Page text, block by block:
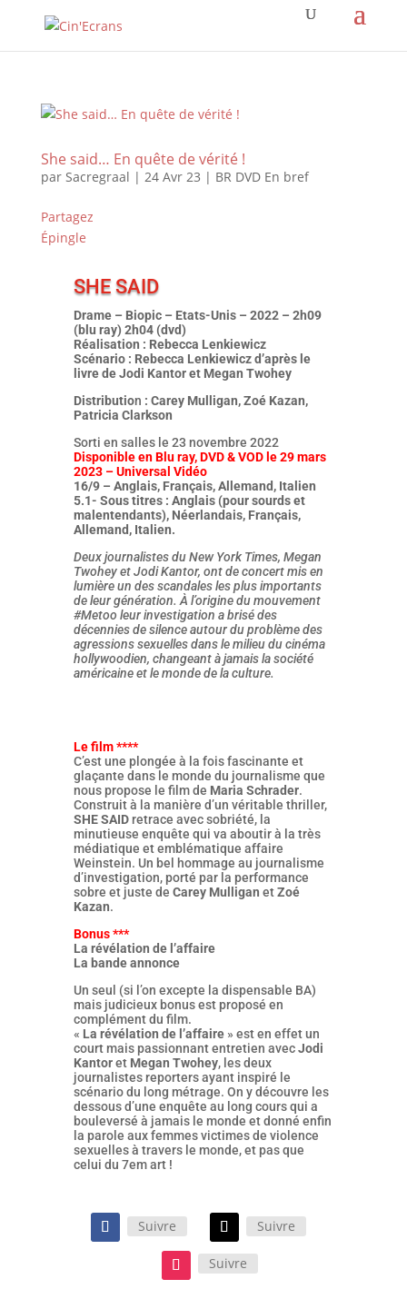
She said… En quête de vérité !
par Sacregraal | 24 Avr 23 | BR DVD En bref
Partagez
Épingle
SHE SAID
Drame – Biopic – Etats-Unis – 2022 – 2h09
(blu ray) 2h04 (dvd)
Réalisation : Rebecca Lenkiewicz
Scénario : Rebecca Lenkiewicz d’après le
livre de Jodi Kantor et Megan Twohey
Distribution : Carey Mulligan, Zoé Kazan,
Patricia Clarkson
Sorti en salles le 23 novembre 2022
Disponible en Blu ray, DVD & VOD le 29 mars
2023 – Universal Vidéo
16/9 – Anglais, Français, Allemand, Italien
5.1- Sous titres : Anglais (pour sourds et
malentendants), Néerlandais, Français,
Allemand, Italien.
Deux journalistes du New York Times, Megan
Twohey et Jodi Kantor, ont de concert mis en
lumière un des scandales les plus importants
de leur génération. À l’origine du mouvement
#Metoo leur investigation a brisé des
décennies de silence autour du problème des
agressions sexuelles dans le milieu du cinéma
hollywoodien, changeant à jamais la société
américaine et le monde de la culture.
Le film ****
C’est une plongée à la fois fascinante et
glaçante dans le monde du journalisme que
nous propose le film de Maria Schrader.
Construit à la manière d’un véritable thriller,
SHE SAIDretrace avec sobriété, la
minutieuse enquête qui va aboutir à la très
médiatique et emblématique affaire
Weinstein. Un bel hommage au journalisme
d’investigation, porté par la performance
sobre et juste de Carey Mulligan etZoé
Kazan.
Bonus ***
La révélation de l’affaire
La bande annonce
Un seul (si l’on excepte la dispensable BA)
mais judicieux bonus est proposé en
complément du film.
« La révélation de l’affaire » est en effet un
court mais passionnant entretien avecJodi
Kantoret Megan Twohey, les deux
journalistes reporters ayant inspiré le
scénario du long métrage. On y découvre les
dessous d’une enquête au long cours qui a
bouleversé à jamais le monde et donné enfin
la parole aux femmes victimes de violence
sexuelles à travers le monde, et pas que
celui du 7em art !
Suivre Suivre
Suivre